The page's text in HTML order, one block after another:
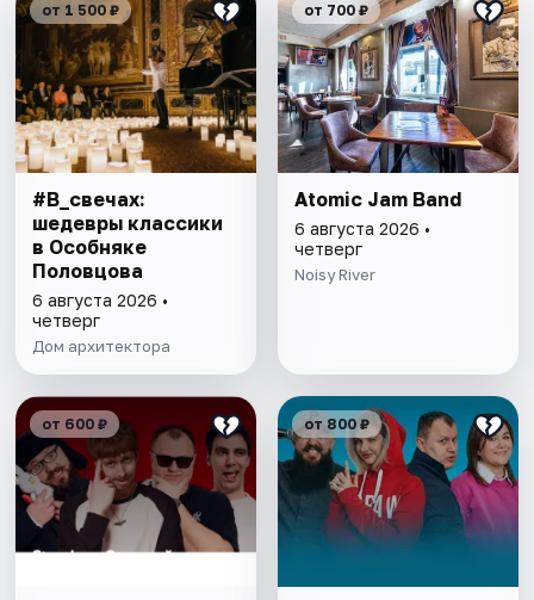
от 1 500 ₽
#В_свечах:
шедевры классики
в Особняке
Половцова
6 августа 2026 •
четверг
Дом архитектора
от 700 ₽
Atomic Jam Band
6 августа 2026 •
четверг
Noisy River
от 600 ₽ от 800 ₽